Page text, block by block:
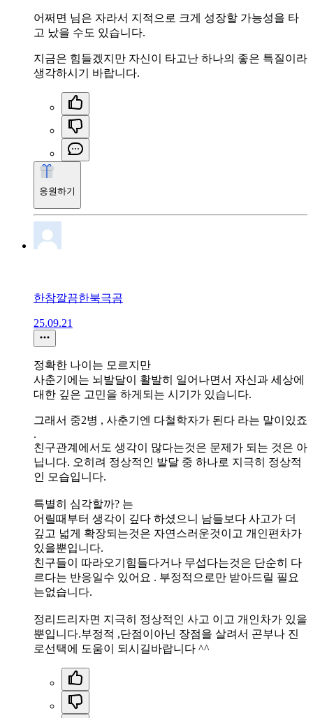
어쩌면 님은 자라서 지적으로 크게 성장할 가능성을 타
고 났을 수도 있습니다.
지금은 힘들겠지만 자신이 타고난 하나의 좋은 특질이라
생각하시기 바랍니다.
응원하기
한참깔끔한북극곰
25.09.21
정확한 나이는 모르지만
사춘기에는 뇌발달이 활발히 일어나면서 자신과 세상에
대한 깊은 고민을 하게되는 시기가 있습니다.
그래서 중2병 , 사춘기엔 다철학자가 된다 라는 말이있죠
.
친구관계에서도 생각이 많다는것은 문제가 되는 것은 아
닙니다. 오히려 정상적인 발달 중 하나로 지극히 정상적
인 모습입니다.
특별히 심각할까? 는
어릴때부터 생각이 깊다 하셨으니 남들보다 사고가 더
깊고 넓게 확장되는것은 자연스러운것이고 개인편차가
있을뿐입니다.
친구들이 따라오기힘들다거나 무섭다는것은 단순히 다
르다는 반응일수 있어요 . 부정적으로만 받아드릴 필요
는없습니다.
정리드리자면 지극히 정상적인 사고 이고 개인차가 있을
뿐입니다.부정적 ,단점이아닌 장점을 살려서 곤부나 진
로선택에 도움이 되시길바랍니다 ^^